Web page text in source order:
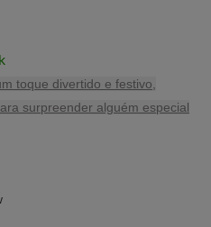
toque divertido e festivo,
surpreender alguém especial